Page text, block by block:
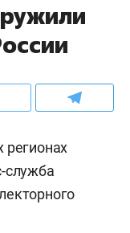
регионах
служба